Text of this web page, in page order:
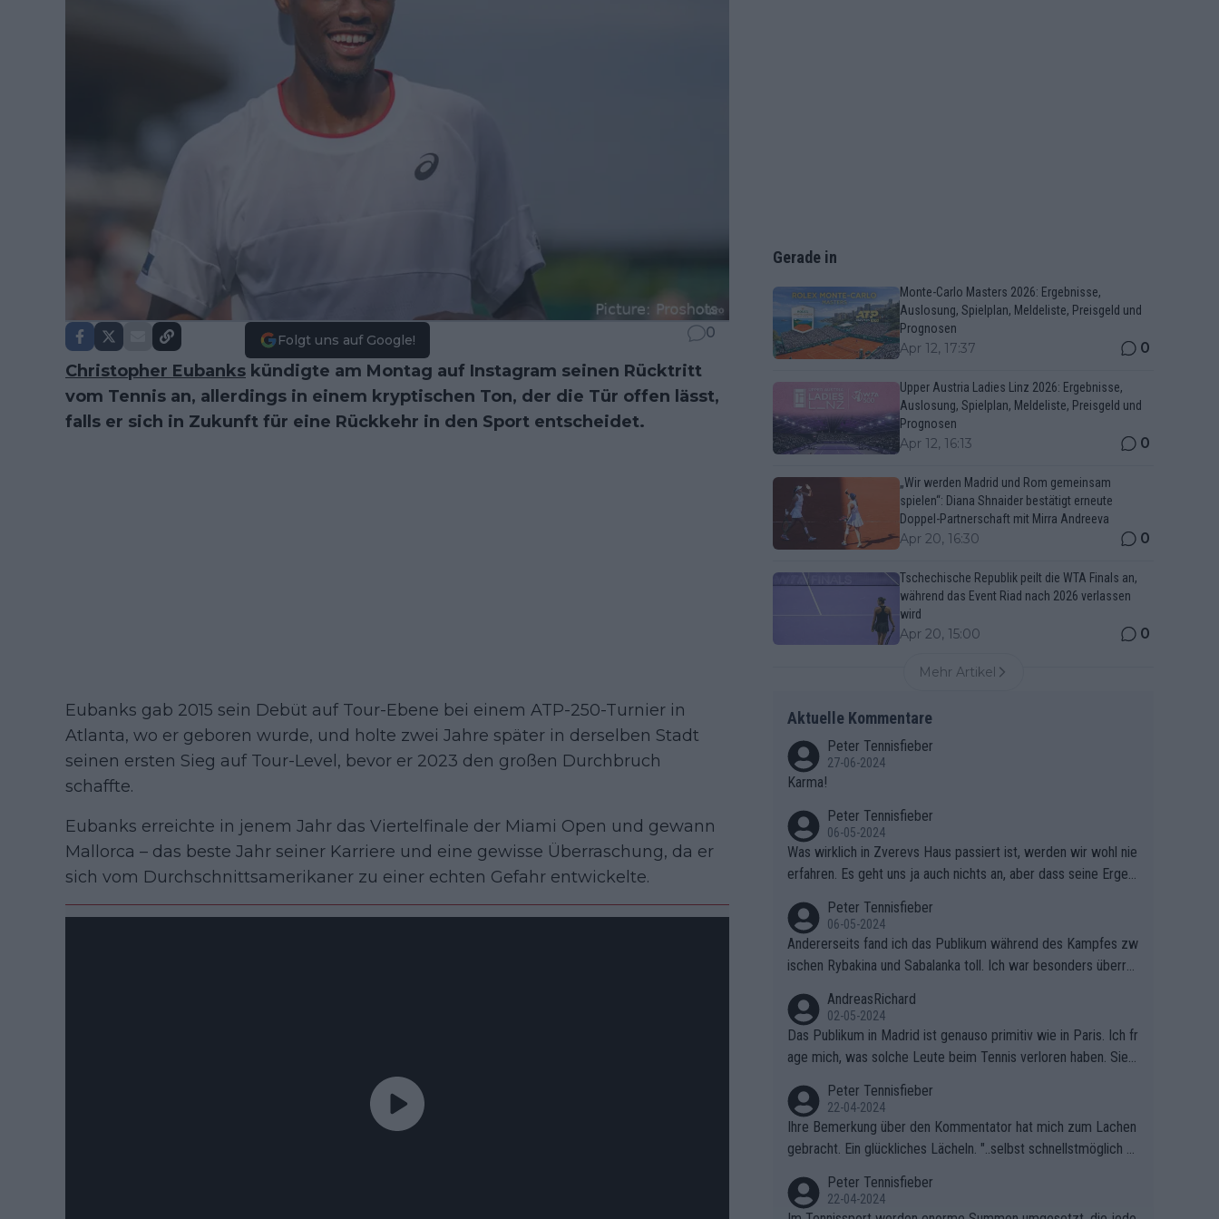
Folgt uns auf Google! 0
Christopher Eubanks kündigte am Montag auf Instagram seinen Rücktritt
vom Tennis an, allerdings in einem kryptischen Ton, der die Tür offen lässt,
falls er sich in Zukunft für eine Rückkehr in den Sport entscheidet.
Eubanks gab 2015 sein Debüt auf Tour-Ebene bei einem ATP-250-Turnier in
Atlanta, wo er geboren wurde, und holte zwei Jahre später in derselben Stadt
seinen ersten Sieg auf Tour-Level, bevor er 2023 den großen Durchbruch
schaffte.
Eubanks erreichte in jenem Jahr das Viertelfinale der Miami Open und gewann
Mallorca – das beste Jahr seiner Karriere und eine gewisse Überraschung, da er
sich vom Durchschnittsamerikaner zu einer echten Gefahr entwickelte.
Gerade in
Monte-Carlo Masters 2026: Ergebnisse,
Auslosung, Spielplan, Meldeliste, Preisgeld und
Prognosen
Apr 12, 17:37 0
Upper Austria Ladies Linz 2026: Ergebnisse,
Auslosung, Spielplan, Meldeliste, Preisgeld und
Prognosen
Apr 12, 16:13 0
„Wir werden Madrid und Rom gemeinsam
spielen“: Diana Shnaider bestätigt erneute
Doppel-Partnerschaft mit Mirra Andreeva
Apr 20, 16:30 0
Tschechische Republik peilt die WTA Finals an,
während das Event Riad nach 2026 verlassen
wird
Apr 20, 15:00 0
Mehr Artikel
Aktuelle Kommentare
Peter Tennisfieber
27-06-2024
Karma!
Peter Tennisfieber
06-05-2024
Was wirklich in Zverevs Haus passiert ist, werden wir wohl nie
erfahren. Es geht uns ja auch nichts an, aber dass seine Ergeb
Peter Tennisfieber
06-05-2024
Andererseits fand ich das Publikum während des Kampfes zw
ischen Rybakina und Sabalanka toll. Ich war besonders überras
AndreasRichard
02-05-2024
Das Publikum in Madrid ist genauso primitiv wie in Paris. Ich fr
age mich, was solche Leute beim Tennis verloren haben. Sie s
ben.
Peter Tennisfieber
22-04-2024
Ihre Bemerkung über den Kommentator hat mich zum Lachen
gebracht. Ein glückliches Lächeln. "..selbst schnellstmöglich na
Peter Tennisfieber
22-04-2024